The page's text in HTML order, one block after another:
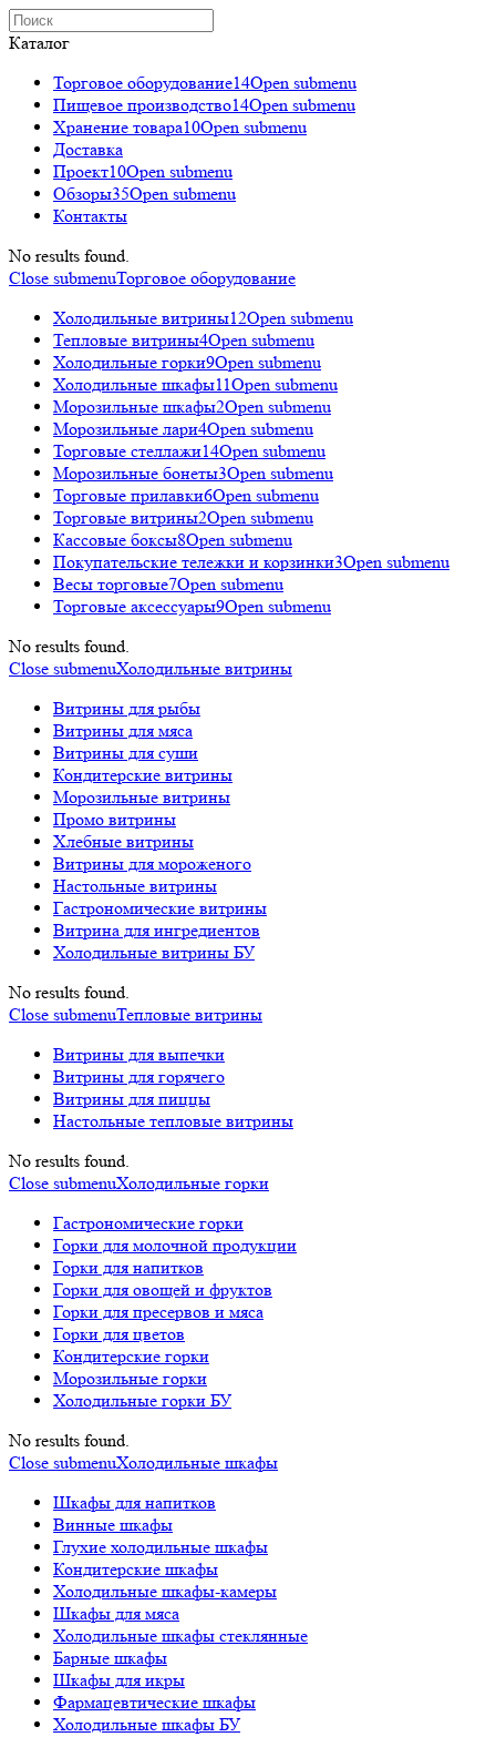
Каталог
Торговое оборудованиe14Open submenu
Пищевое производство14Open submenu
Хранение товара10Open submenu
Доставка
Проект10Open submenu
Обзоры35Open submenu
Контакты
No results found.
Close submenuТорговое оборудованиe
Холодильные витрины12Open submenu
Тепловые витрины4Open submenu
Холодильные горки9Open submenu
Холодильные шкафы11Open submenu
Морозильные шкафы2Open submenu
Морозильные лари4Open submenu
Торговые стеллажи14Open submenu
Морозильные бонеты3Open submenu
Торговые прилавки6Open submenu
Торговые витрины2Open submenu
Кассовые боксы8Open submenu
Покупательские тележки и корзинки3Open submenu
Весы торговые7Open submenu
Торговые аксессуары9Open submenu
No results found.
Close submenuХолодильные витрины
Витрины для рыбы
Витрины для мяса
Витрины для суши
Кондитерские витрины
Морозильные витрины
Промо витрины
Хлебные витрины
Витрины для мороженого
Настольные витрины
Гастрономические витрины
Витрина для ингредиентов
Холодильные витрины БУ
No results found.
Close submenuТепловые витрины
Витрины для выпечки
Витрины для горячего
Витрины для пиццы
Настольные тепловые витрины
No results found.
Close submenuХолодильные горки
Гастрономические горки
Горки для молочной продукции
Горки для напитков
Горки для овощей и фруктов
Горки для пресервов и мяса
Горки для цветов
Кондитерские горки
Морозильные горки
Холодильные горки БУ
No results found.
Close submenuХолодильные шкафы
Шкафы для напитков
Винные шкафы
Глухие холодильные шкафы
Кондитерские шкафы
Холодильные шкафы-камеры
Шкафы для мяса
Холодильные шкафы стеклянные
Барные шкафы
Шкафы для икры
Фармацевтические шкафы
Холодильные шкафы БУ